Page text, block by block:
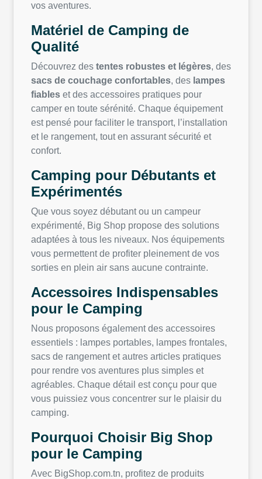
vos aventures.
Matériel de Camping de
Qualité
Découvrez des tentes robustes et légères, des
sacs de couchage confortables, des lampes
fiables et des accessoires pratiques pour
camper en toute sérénité. Chaque équipement
est pensé pour faciliter le transport, l’installation
et le rangement, tout en assurant sécurité et
confort.
Camping pour Débutants et
Expérimentés
Que vous soyez débutant ou un campeur
expérimenté, Big Shop propose des solutions
adaptées à tous les niveaux. Nos équipements
vous permettent de profiter pleinement de vos
sorties en plein air sans aucune contrainte.
Accessoires Indispensables
pour le Camping
Nous proposons également des accessoires
essentiels : lampes portables, lampes frontales,
sacs de rangement et autres articles pratiques
pour rendre vos aventures plus simples et
agréables. Chaque détail est conçu pour que
vous puissiez vous concentrer sur le plaisir du
camping.
Pourquoi Choisir Big Shop
pour le Camping
Avec BigShop.com.tn, profitez de produits